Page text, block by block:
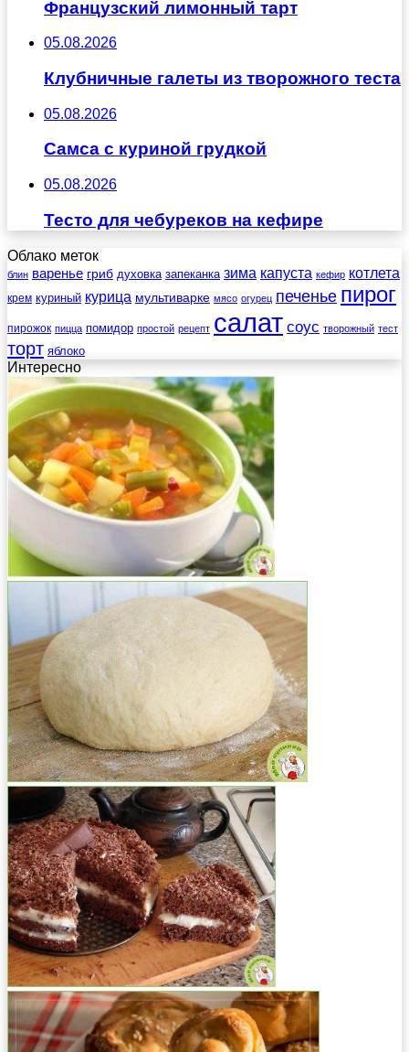
Французский лимонный тарт
05.08.2026
Клубничные галеты из творожного теста
05.08.2026
Самса с куриной грудкой
05.08.2026
Тесто для чебуреков на кефире
Облако меток
блин варенье гриб духовка запеканка зима капуста кефир котлета
крем куриный курица мультиварке мясо огурец печенье пирог
пирожок пицца помидор простой рецепт салат соус творожный тест
торт яблоко
Интересно